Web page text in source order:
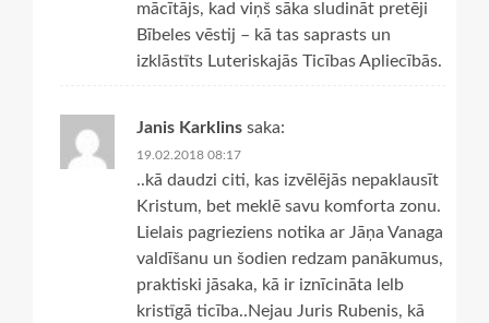
mācītājs, kad viņš sāka sludināt pretēji
Bībeles vēstij – kā tas saprasts un
izklāstīts Luteriskajās Ticības Apliecībās.
Janis Karklins saka:
19.02.2018 08:17
..kā daudzi citi, kas izvēlējās nepaklausīt
Kristum, bet meklē savu komforta zonu.
Lielais pagrieziens notika ar Jāņa Vanaga
valdīšanu un šodien redzam panākumus,
praktiski jāsaka, kā ir iznīcināta lelb
kristīgā ticība..Nejau Juris Rubenis, kā